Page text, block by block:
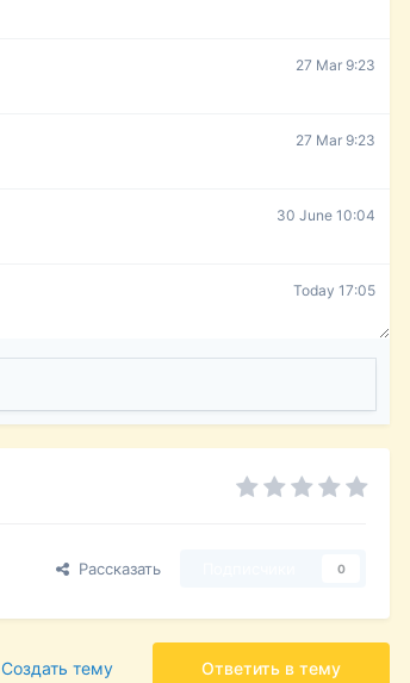
27 Mar 9:23
27 Mar 9:23
30 June 10:04
Today 17:05
Рассказать 0
Ответить в тему
Создать тему